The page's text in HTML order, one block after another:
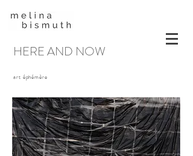
HERE AND NOW
art éphémère